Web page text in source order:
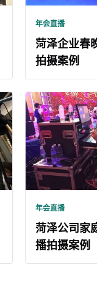
年会直播
菏泽企业春
拍摄案例
年会直播
菏泽公司家
播拍摄案例